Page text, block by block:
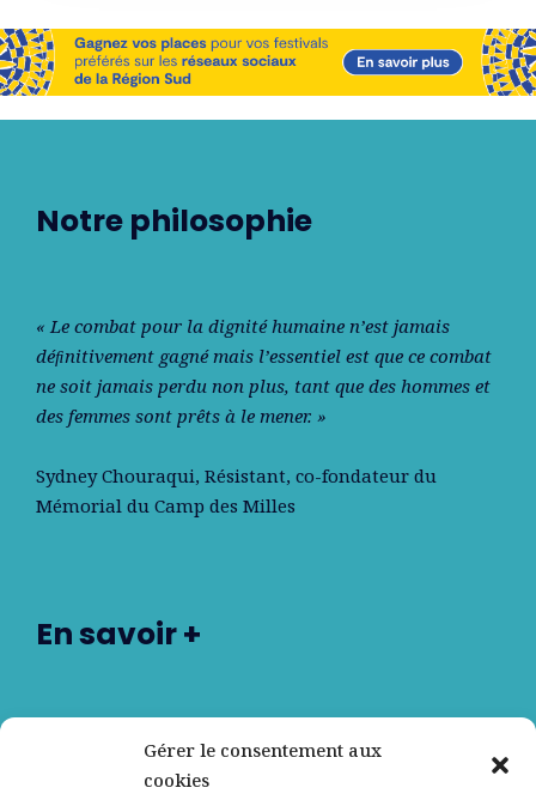
Gérer le consentement aux
cookies
Notre philosophie
« Le combat pour la dignité humaine n’est jamais
déﬁnitivement gagné mais l’essentiel est que ce combat
ne soit jamais perdu non plus, tant que des hommes et
des femmes sont prêts à le mener. »
Sydney Chouraqui, Résistant, co-fondateur du
Mémorial du Camp des Milles
En savoir +